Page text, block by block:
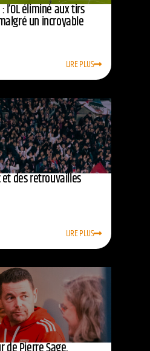
l’OL éliminé aux tirs
un incroyable
LIRE PLUS
et des retrouvailles
LIRE PLUS